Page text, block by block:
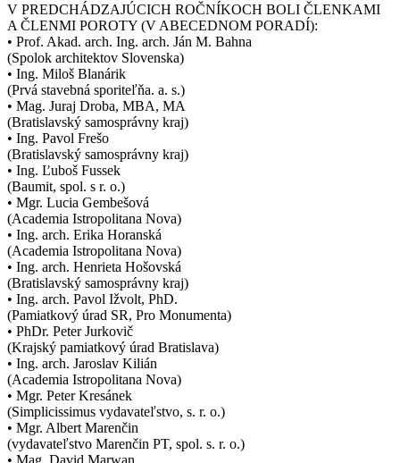
V PREDCHÁDZAJÚCICH ROČNÍKOCH BOLI ČLENKAMI
A ČLENMI POROTY (V ABECEDNOM PORADÍ):
• Prof. Akad. arch. Ing. arch. Ján M. Bahna
(Spolok architektov Slovenska)
• Ing. Miloš Blanárik
(Prvá stavebná sporiteľňa. a. s.)
• Mag. Juraj Droba, MBA, MA
(Bratislavský samosprávny kraj)
• Ing. Pavol Frešo
(Bratislavský samosprávny kraj)
• Ing. Ľuboš Fussek
(Baumit, spol. s r. o.)
• Mgr. Lucia Gembešová
(Academia Istropolitana Nova)
• Ing. arch. Erika Horanská
(Academia Istropolitana Nova)
• Ing. arch. Henrieta Hošovská
(Bratislavský samosprávny kraj)
• Ing. arch. Pavol Ižvolt, PhD.
(Pamiatkový úrad SR, Pro Monumenta)
• PhDr. Peter Jurkovič
(Krajský pamiatkový úrad Bratislava)
• Ing. arch. Jaroslav Kilián
(Academia Istropolitana Nova)
• Mgr. Peter Kresánek
(Simplicissimus vydavateľstvo, s. r. o.)
• Mgr. Albert Marenčin
(vydavateľstvo Marenčin PT, spol. s. r. o.)
• Mag. David Marwan